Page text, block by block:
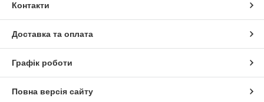
Контакти
Доставка та оплата
Графік роботи
Повна версія сайту